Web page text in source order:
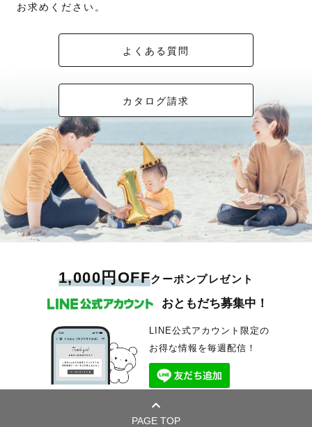
お求めください。
よくある質問
カタログ請求
1,000円OFFクーポンプレゼント
おともだち募集中！
LINE公式アカウント限定の
お得な情報を毎週配信！
PAGE TOP